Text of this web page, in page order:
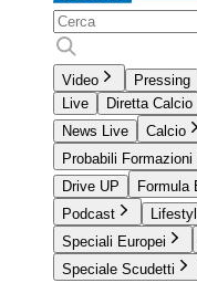
Video Pressing
Live
Diretta Calcio
News Live
Calcio
Probabili Formazioni
Drive UP
Formula
Podcast
Speciali Europei
Speciale Scudetti